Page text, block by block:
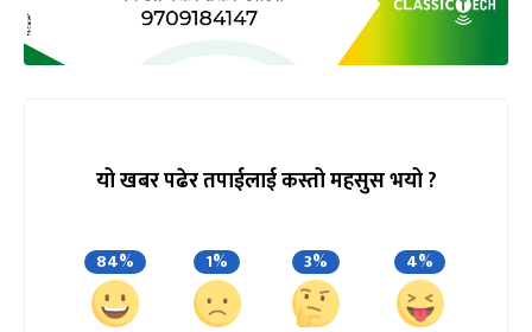
यो खबर पढेर तपाईलाई कस्तो महसुस भयो ?
84% 1% 3% 4%